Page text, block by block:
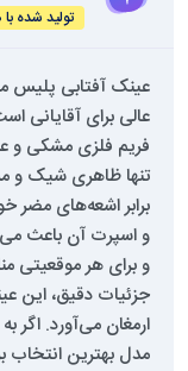
تولید شده
عالی برای آقایانی
تنها ظاهری شیک و
برابر اشعه‌های
و اسپرت آن باعث
و برای هر موقعیتی
جزئیات دقیق، این
ارمغان می‌آورد. اگر
مدل بهترین